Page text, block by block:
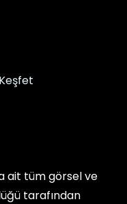
ait tüm görsel ve
tarafından